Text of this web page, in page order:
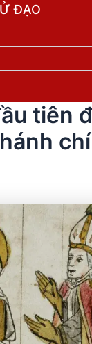
ĐẠO
tiên